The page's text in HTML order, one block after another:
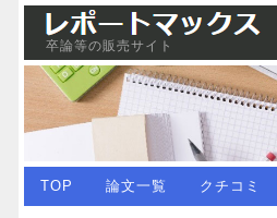
卒論等の販売サイト
TOP 論文一覧 クチコミ